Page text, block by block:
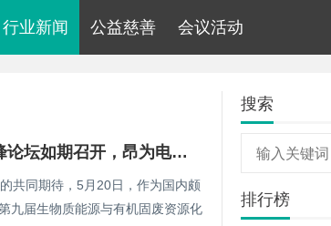
行业新闻 公益慈善 会议活动
第九届沼气与有机固废资源化利用高峰论坛如期召开，昂为电子大放异彩
共同期待，5月20日，作为国内颇
九届生物质能源与有机固废资源化
搜索
排行榜